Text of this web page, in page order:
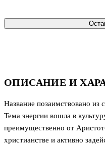
ОПИСАНИЕ И
Название позаимствовано
Тема энергии вошла в
преимущественно от
христианстве и активно